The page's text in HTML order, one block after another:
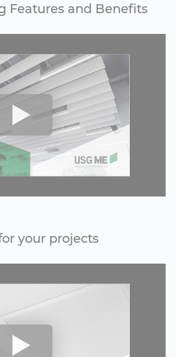
Features and Benefits
your projects